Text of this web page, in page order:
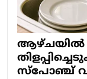
ആഴ്ചയിൽ
സ്പോഞ്ച്